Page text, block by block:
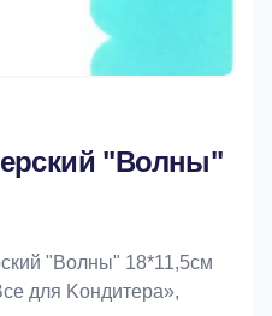
"Волны"
"Волны" 18*11,5см
для Koндитeрa»,